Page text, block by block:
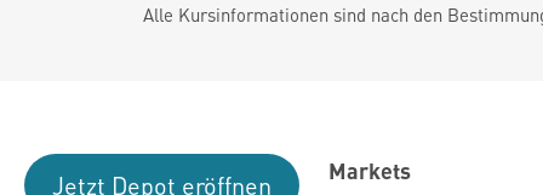
Alle Kursinformationen sind nach den
Jetzt Depot eröffnen
Markets